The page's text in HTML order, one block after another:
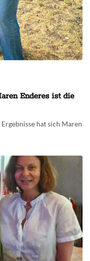
Enderes ist die
hat sich Maren